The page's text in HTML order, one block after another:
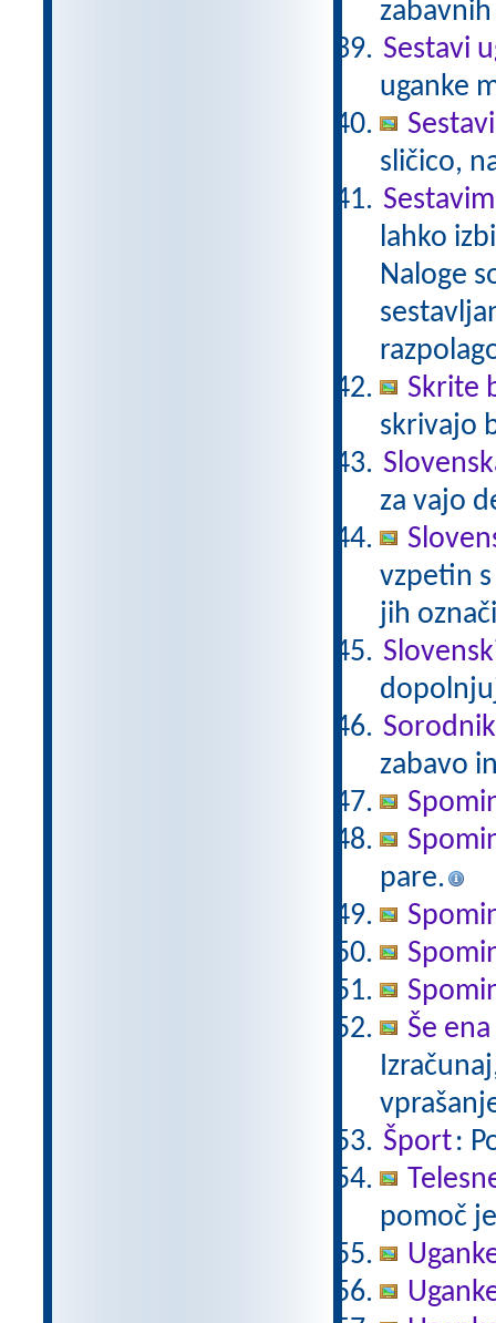
Sestavi
uganke
sličico,
lahko
Naloge
Skrite
skrivajo
za vajo
vzpetin
jih
zabavo
pare.
Še
Šport:
pomoč